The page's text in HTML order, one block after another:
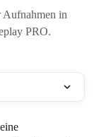
Aufnahmen in
PRO.